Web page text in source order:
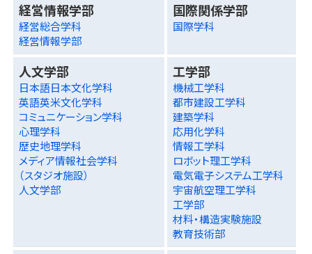
経営情報学部
経営総合学科
経営情報学部
国際関係学部
国際学科
人文学部
日本語日本文化学科
英語英米文化学科
コミュニケーション学科
心理学科
歴史地理学科
メディア情報社会学科
（スタジオ施設）
人文学部
工学部
機械工学科
都市建設工学科
建築学科
応用化学科
情報工学科
ロボット理工学科
電気電子システム工学科
宇宙航空理工学科
工学部
材料・構造実験施設
教育技術部